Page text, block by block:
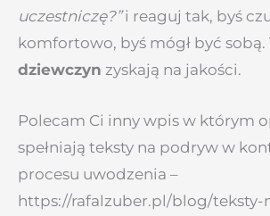
uczestniczę?”i reaguj tak, byś
komfortowo, byś mógł być sobą.
dziewczyn zyskają na jakości.
Polecam Ci inny wpis w którym
spełniają teksty na podryw w
procesu uwodzenia –
https://rafalzuber.pl/blog/